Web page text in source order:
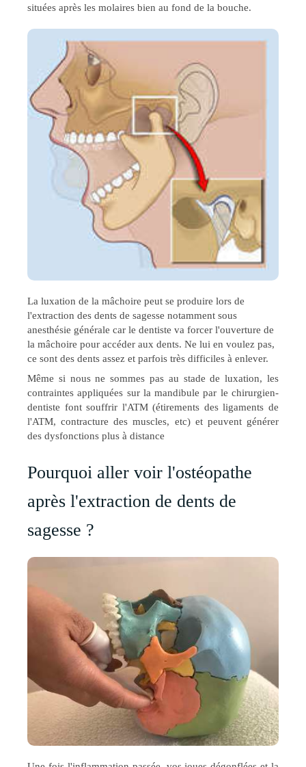
situées après les molaires bien au fond de la bouche.
La luxation de la mâchoire peut se produire lors de
l'extraction des dents de sagesse notamment sous
anesthésie générale car le dentiste va forcer l'ouverture de
la mâchoire pour accéder aux dents. Ne lui en voulez pas,
ce sont des dents assez et parfois très difficiles à enlever.
Même si nous ne sommes pas au stade de luxation, les
contraintes appliquées sur la mandibule par le chirurgien-
dentiste font souffrir l'ATM (étirements des ligaments de
l'ATM, contracture des muscles, etc) et peuvent générer
des dysfonctions plus à distance
Pourquoi aller voir l'ostéopathe
après l'extraction de dents de
sagesse ?